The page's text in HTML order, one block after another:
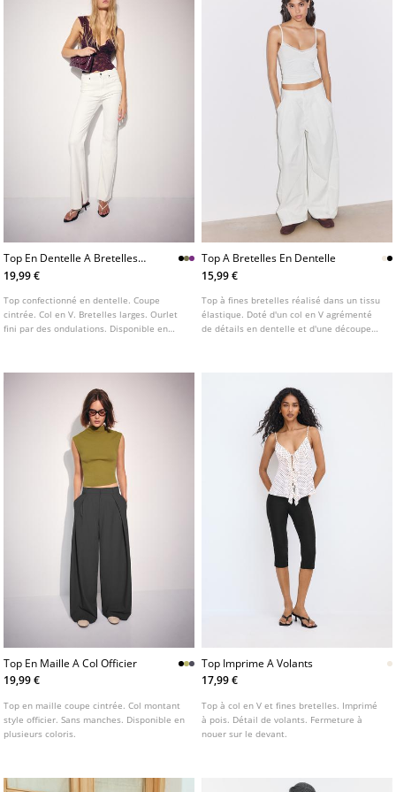
Top En Dentelle A Bretelles
Larges
19,99 €
Top confectionné en dentelle. Coupe
cintrée. Col en V. Bretelles larges. Ourlet
fini par des ondulations. Disponible en
Top A Bretelles En Dentelle
15,99 €
Top à fines bretelles réalisé dans un tissu
élastique. Doté d'un col en V agrémenté
de détails en dentelle et d'une découpe
Top En Maille A Col Officier
19,99 €
Top en maille coupe cintrée. Col montant
style officier. Sans manches. Disponible en
plusieurs coloris.
Top Imprime A Volants
17,99 €
Top à col en V et fines bretelles. Imprimé
à pois. Détail de volants. Fermeture à
nouer sur le devant.